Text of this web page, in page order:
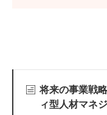
将来の事業戦
ィ型人材マネ